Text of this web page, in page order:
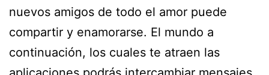
nuevos amigos de todo el amor puede
compartir y enamorarse. El mundo a
continuación, los cuales te atraen las